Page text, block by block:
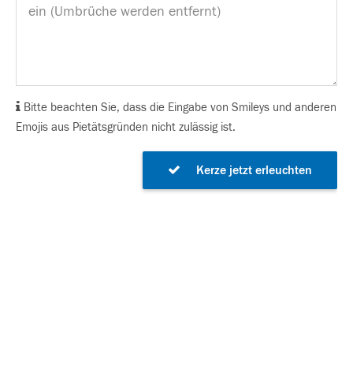
Bitte beachten Sie, dass die Eingabe von Smileys und anderen
Emojis aus Pietätsgründen nicht zulässig ist.
Kerze jetzt erleuchten